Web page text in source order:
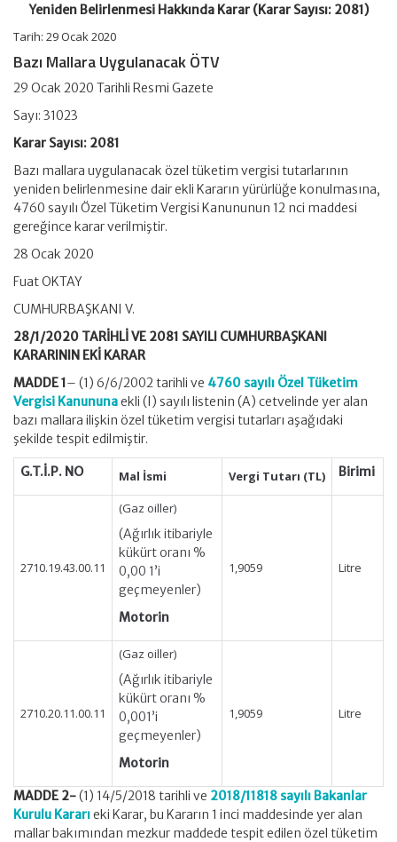
Yeniden Belirlenmesi Hakkında Karar (Karar Sayısı: 2081)
Tarih: 29 Ocak 2020
Bazı Mallara Uygulanacak ÖTV
29 Ocak 2020 Tarihli Resmi Gazete
Sayı: 31023
Karar Sayısı: 2081
Bazı mallara uygulanacak özel tüketim vergisi tutarlarının
yeniden belirlenmesine dair ekli Kararın yürürlüğe konulmasına,
4760 sayılı Özel Tüketim Vergisi Kanununun 12 nci maddesi
gereğince karar verilmiştir.
28 Ocak 2020
Fuat OKTAY
CUMHURBAŞKANI V.
28/1/2020 TARİHLİ VE 2081 SAYILI CUMHURBAŞKANI
KARARININ EKİ KARAR
MADDE 1– (1) 6/6/2002 tarihli ve 4760 sayılı Özel Tüketim
Vergisi Kanununaekli (I) sayılı listenin (A) cetvelinde yer alan
bazı mallara ilişkin özel tüketim vergisi tutarları aşağıdaki
şekilde tespit edilmiştir.
G.T.İ.P. NO Mal İsmi Vergi Tutarı (TL) Birimi
2710.19.43.00.11
(Gaz oiller)
(Ağırlık itibariyle
kükürt oranı %
0,00 1’i
geçmeyenler)
Motorin
1,9059 Litre
2710.20.11.00.11
(Gaz oiller)
(Ağırlık itibariyle
kükürt oranı %
0,001’i
geçmeyenler)
Motorin
1,9059 Litre
MADDE 2-(1) 14/5/2018 tarihli ve 2018/11818 sayılı Bakanlar
Kurulu Kararıeki Karar, bu Kararın 1 inci maddesinde yer alan
mallar bakımından mezkur maddede tespit edilen özel tüketim